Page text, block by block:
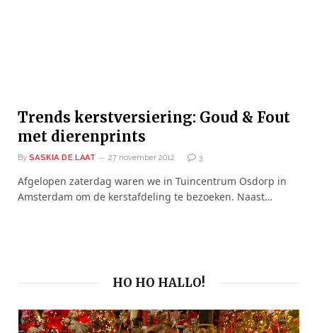
Trends kerstversiering: Goud & Fout
met dierenprints
By SASKIA DE LAAT 27 november 2012 3
Afgelopen zaterdag waren we in Tuincentrum Osdorp in
Amsterdam om de kerstafdeling te bezoeken. Naast…
HO HO HALLO!